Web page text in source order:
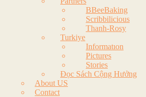
BBeeBaking
Scribbilicious
Thanh-Rosy
Turkiye
Informatıon
Pictures
Stories
Đọc Sách Cộng Hưởng
About US
Contact